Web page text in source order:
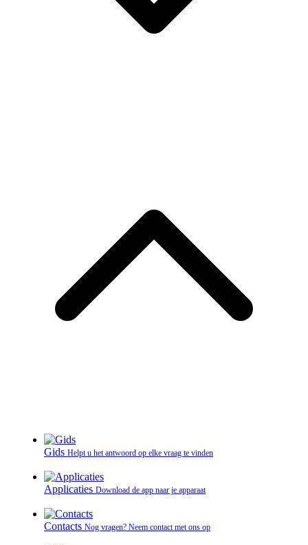
Gids Helpt u het antwoord op elke vraag te vinden
Applicaties Download de app naar je apparaat
Contacts Nog vragen? Neem contact met ons op